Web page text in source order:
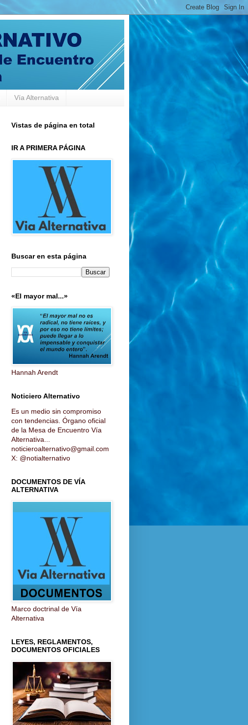
Vía Alternativa
Vistas de página en total
IR A PRIMERA PÁGINA
Buscar en esta página
«El mayor mal...»
Hannah Arendt
Noticiero Alternativo
Es un medio sin compromiso
con tendencias. Órgano oficial
de la Mesa de Encuentro Vía
Alternativa...
noticieroalternativo@gmail.com
X: @notialternativo
DOCUMENTOS DE VÍA
ALTERNATIVA
Marco doctrinal de Vía
Alternativa
LEYES, REGLAMENTOS,
DOCUMENTOS OFICIALES